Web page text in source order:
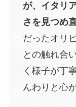
が、イタリ
さを見つめ
だったオリ
との触れ合
く様子が丁
んわりと心